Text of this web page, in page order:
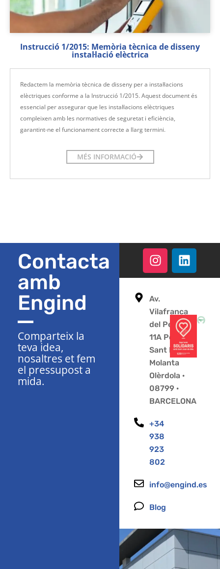
Instrucció 1/2015: Memòria tècnica de disseny
instal·lació elèctrica
Redactem la memòria tècnica de disseny per a instal·lacions
elèctriques conforme a la Instrucció 1/2015. Aquest document és
essencial per assegurar que les instal·lacions elèctriques
compleixen amb les normatives de seguretat i eficiència,
garantint-ne el funcionament correcte a llarg termini.
MÉS INFORMACIÓ
Contacta
amb
Engind
Comparteix la
teva idea,
nosaltres et fem
el pressupost a
mida.
Av.
Vilafranca
del Penedès
11A Polígon
Sant Pere
Molanta
Olèrdola ·
08799 ·
BARCELONA
+34
938
923
802
info@engind.es
Blog